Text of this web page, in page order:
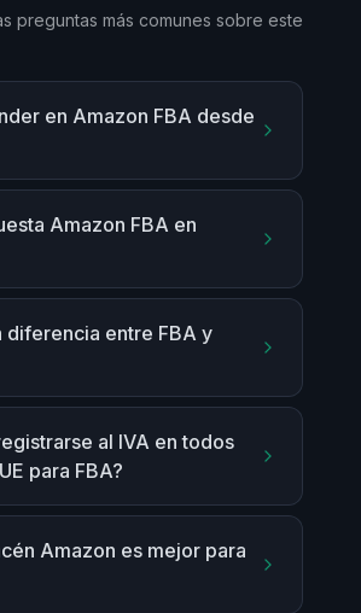
preguntas más comunes sobre este
en Amazon FBA desde
Amazon FBA en
diferencia entre FBA y
al IVA en todos
para FBA?
Amazon es mejor para